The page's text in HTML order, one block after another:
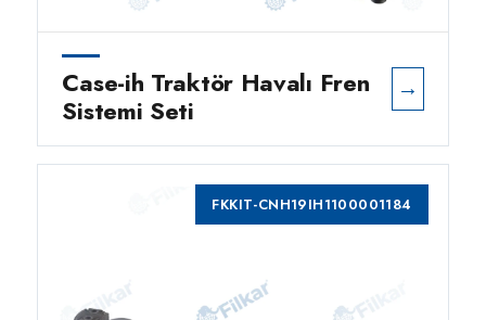
Case-ih Traktör Havalı Fren
Sistemi Seti
→
FKKIT-CNH19IH1100001184